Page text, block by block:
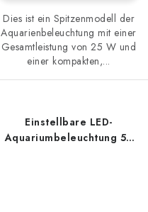
Dies ist ein Spitzenmodell der
Aquarienbeleuchtung mit einer
Gesamtleistung von 25 W und
einer kompakten,...
Einstellbare LED-
Aquariumbeleuchtung 50